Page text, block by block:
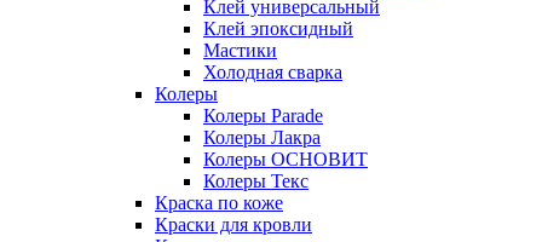
Клей универсальный
Клей эпоксидный
Мастики
Холодная сварка
Колеры
Колеры Parade
Колеры Лакра
Колеры ОСНОВИТ
Колеры Текс
Краска по коже
Краски для кровли